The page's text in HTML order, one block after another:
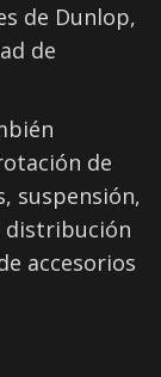
de Dunlop,
de
de
suspensión,
distribución
accesorios